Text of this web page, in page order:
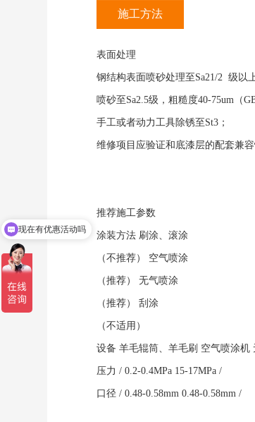
施工方法
表面处理
钢结构表面喷砂处理至Sa21/2 级以
喷砂至Sa2.5级，粗糙度40-75um（
手工或者动力工具除锈至St3；
维修项目应验证和底漆层的配套兼
推荐施工参数
涂装方法 刷涂、滚涂
（不推荐） 空气喷涂
（推荐） 无气喷涂
（推荐） 刮涂
（不适用）
设备 羊毛辊筒、羊毛刷 空气喷涂机
压力 / 0.2-0.4MPa 15-17MPa /
口径 / 0.48-0.58mm 0.48-0.58mm /
可以介绍下你们的产品么